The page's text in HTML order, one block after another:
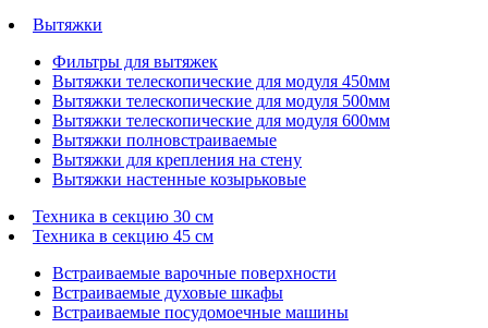
Вытяжки
Фильтры для вытяжек
Вытяжки телескопические для модуля 450мм
Вытяжки телескопические для модуля 500мм
Вытяжки телескопические для модуля 600мм
Вытяжки полновстраиваемые
Вытяжки для крепления на стену
Вытяжки настенные козырьковые
Техника в секцию 30 см
Техника в секцию 45 см
Встраиваемые варочные поверхности
Встраиваемые духовые шкафы
Встраиваемые посудомоечные машины